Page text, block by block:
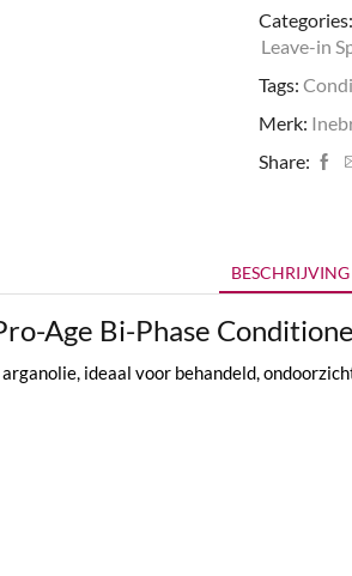
aantal
Categories:
Leave-in
Tags:
Merk:
Share:
BESCHRIJVING
Age Bi-Phase
ideaal voor behandeld,